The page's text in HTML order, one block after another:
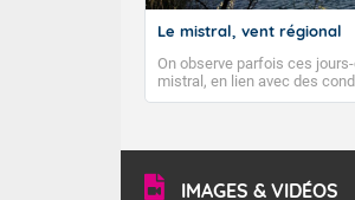
Le mistral, vent régional
On observe parfois ces
mistral, en lien avec des
forêt. Mais qu'est-ce que le
vitesse moyenne de 50 km/
en rafales, parfois
du Rhône et la Provence et
IMAGES & VIDÉOS